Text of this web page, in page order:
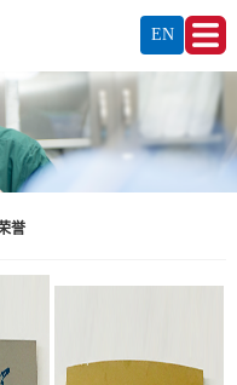
EN
誉